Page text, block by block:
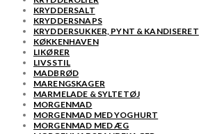
KRYDDERSALT
KRYDDERSNAPS
KRYDDERSUKKER, PYNT & KANDISERET
KØKKENHAVEN
LIKØRER
LIVSSTIL
MADBRØD
MARENGSKAGER
MARMELADE & SYLTETØJ
MORGENMAD
MORGENMAD MED YOGHURT
MORGENMAD MED ÆG